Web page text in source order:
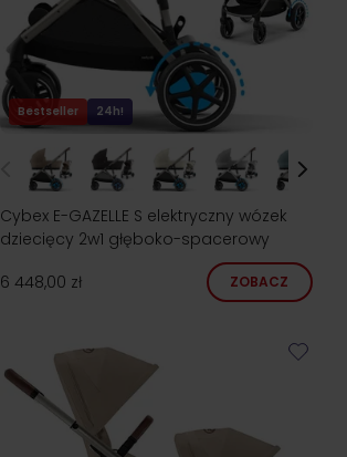
Bestseller 24h!
Cybex E-GAZELLE S elektryczny wózek
dziecięcy 2w1 głęboko-spacerowy
6 448,00 zł
ZOBACZ